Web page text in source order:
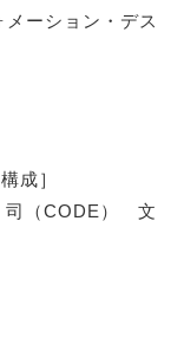
ーション・デス
成］
司（CODE） 文